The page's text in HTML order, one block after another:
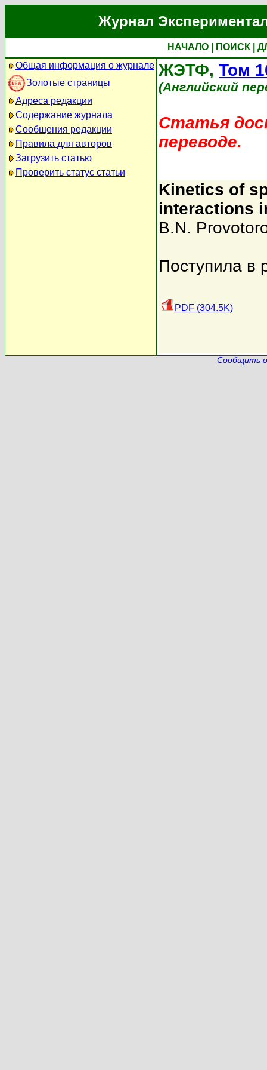
Журнал
НАЧАЛО ПОИСК
Общая информация о журнале
Золотые страницы
Адреса редакции
Содержание журнала
Сообщения редакции
Правила для авторов
Загрузить статью
Проверить статус статьи
ЖЭТФ, Том
(Английский
Статья
переводе.
Kinetics of
interactions
B.N.
Поступила в
PDF (304.5K)
Сообщить о